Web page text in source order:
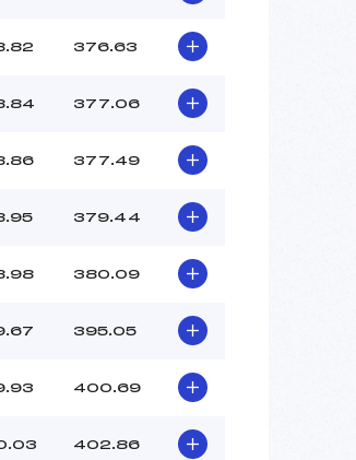
376.63
377.06
377.49
379.44
380.09
395.05
400.69
402.86